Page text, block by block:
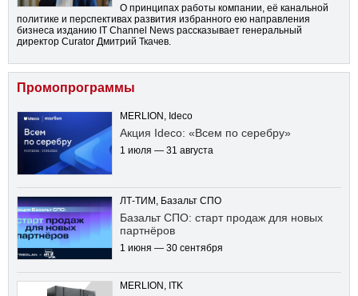
О принципах работы компании, её канальной
политике и перспективах развития избранного ею направления
бизнеса изданию IT Channel News рассказывает генеральный
директор Curator Дмитрий Ткачев.
Промопрограммы
MERLION, Ideco
Акция Ideco: «Всем по серебру»
1 июля — 31 августа
ЛТ-ТИМ, Базальт СПО
Базальт СПО: старт продаж для новых
партнёров
1 июня — 30 сентября
MERLION, ITK